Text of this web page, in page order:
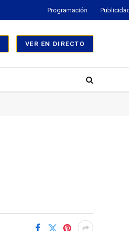
Programación
VER EN DIRECTO